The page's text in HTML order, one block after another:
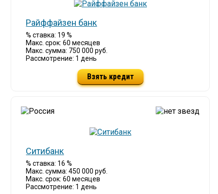
Райффайзен банк
% ставка: 19 %
Макс. срок: 60 месяцев
Макс. сумма: 750 000 руб.
Рассмотрение: 1 день
Взять кредит
Ситибанк
% ставка: 16 %
Макс. сумма: 450 000 руб.
Макс. срок: 60 месяцев
Рассмотрение: 1 день